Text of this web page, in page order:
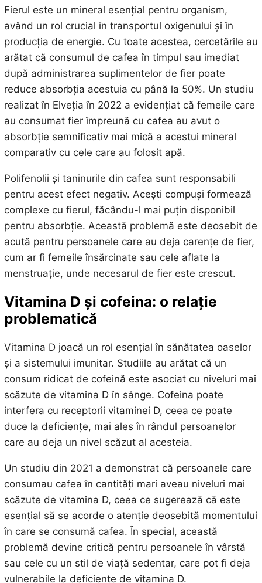
Fierul este un mineral esențial pentru organism,
având un rol crucial în transportul oxigenului și în
producția de energie. Cu toate acestea, cercetările au
arătat că consumul de cafea în timpul sau imediat
după administrarea suplimentelor de fier poate
reduce absorbția acestuia cu până la 50%. Un studiu
realizat în Elveția în 2022 a evidențiat că femeile care
au consumat fier împreună cu cafea au avut o
absorbție semnificativ mai mică a acestui mineral
comparativ cu cele care au folosit apă.
Polifenolii și taninurile din cafea sunt responsabili
pentru acest efect negativ. Acești compuși formează
complexe cu fierul, făcându-l mai puțin disponibil
pentru absorbție. Această problemă este deosebit de
acută pentru persoanele care au deja carențe de fier,
cum ar fi femeile însărcinate sau cele aflate la
menstruație, unde necesarul de fier este crescut.
Vitamina D și cofeina: o relație
problematică
Vitamina D joacă un rol esențial în sănătatea oaselor
și a sistemului imunitar. Studiile au arătat că un
consum ridicat de cofeină este asociat cu niveluri mai
scăzute de vitamina D în sânge. Cofeina poate
interfera cu receptorii vitaminei D, ceea ce poate
duce la deficiențe, mai ales în rândul persoanelor
care au deja un nivel scăzut al acesteia.
Un studiu din 2021 a demonstrat că persoanele care
consumau cafea în cantități mari aveau niveluri mai
scăzute de vitamina D, ceea ce sugerează că este
esențial să se acorde o atenție deosebită momentului
în care se consumă cafea. În special, această
problemă devine critică pentru persoanele în vârstă
sau cele cu un stil de viață sedentar, care pot fi deja
vulnerabile la deficiențe de vitamina D.